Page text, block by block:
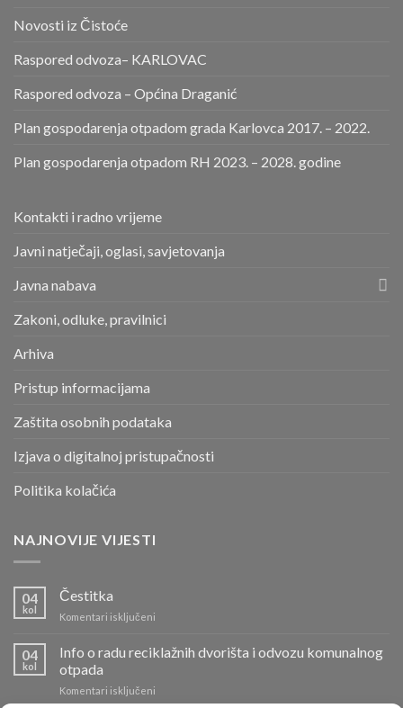
Novosti iz Čistoće
Raspored odvoza– KARLOVAC
Raspored odvoza – Općina Draganić
Plan gospodarenja otpadom grada Karlovca 2017. – 2022.
Plan gospodarenja otpadom RH 2023. – 2028. godine
Kontakti i radno vrijeme
Javni natječaji, oglasi, savjetovanja
Javna nabava
Zakoni, odluke, pravilnici
Arhiva
Pristup informacijama
Zaštita osobnih podataka
Izjava o digitalnoj pristupačnosti
Politika kolačića
NAJNOVIJE VIJESTI
04
kol
Čestitka
Komentari isključeni
04
kol
Info o radu reciklažnih dvorišta i odvozu komunalnog
otpada
Komentari isključeni
Info